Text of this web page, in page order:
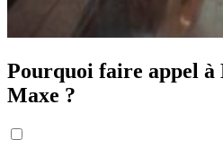
Pourquoi faire appel
Maxe ?